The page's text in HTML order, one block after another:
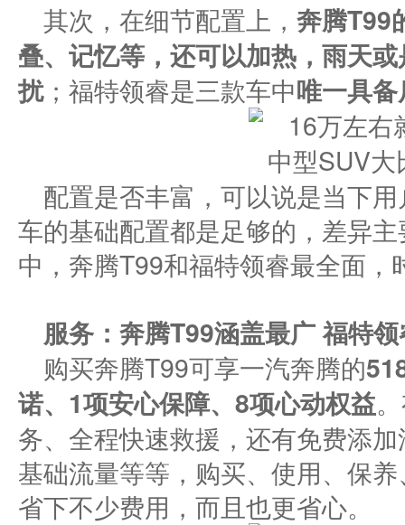
其次，在细节配置上， 奔腾T99
叠、记忆等，还可以加热，雨天
扰；福特领睿是三款车中唯一具
配置是否丰富，可以说是当下
车的基础配置都是足够的，差异
中，奔腾T99和福特领睿最全面
服务：奔腾T99涵盖最广福特
购买奔腾T99可享一汽奔腾的
诺、 1项安心保障、 8项心动权益
务、全程快速救援，还有免费添
基础流量等等，购买、使用、保
省下不少费用，而且也更省心。